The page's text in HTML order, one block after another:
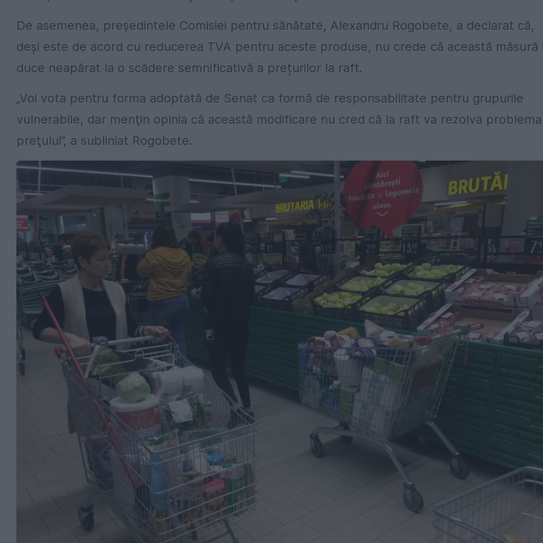
De asemenea, președintele Comisiei pentru sănătate, Alexandru Rogobete, a declarat că,
deși este de acord cu reducerea TVA pentru aceste produse, nu crede că această măsură
duce neapărat la o scădere semnificativă a prețurilor la raft.
„Voi vota pentru forma adoptată de Senat ca formă de responsabilitate pentru grupurile
vulnerabile, dar menţin opinia că această modificare nu cred că la raft va rezolva problema
preţului”, a subliniat Rogobete.